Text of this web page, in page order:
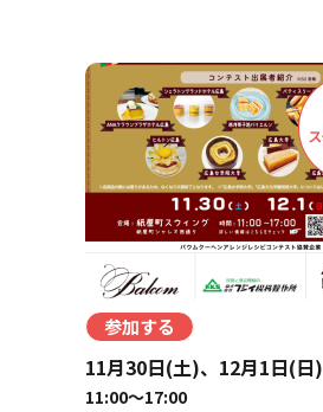
参加する
11月30日(土)、12月1日(日)
11:00～17:00